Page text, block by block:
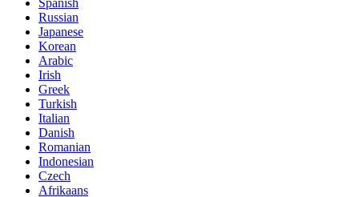
Spanish
Russian
Japanese
Korean
Arabic
Irish
Greek
Turkish
Italian
Danish
Romanian
Indonesian
Czech
Afrikaans